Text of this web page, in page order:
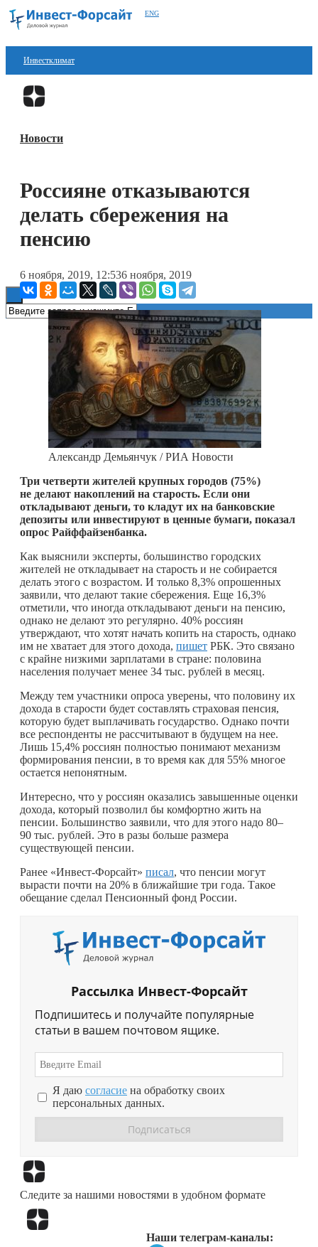
ENG
Инвестклимат
Финансы
Блокчейн
Новости
Россияне отказываются
делать сбережения на
пенсию
6 ноября, 2019, 12:536 ноября, 2019
Александр Демьянчук / РИА Новости
Три четверти жителей крупных городов (75%)
не делают накоплений на старость. Если они
откладывают деньги, то кладут их на банковские
депозиты или инвестируют в ценные бумаги, показал
опрос Райффайзенбанка.
Как выяснили эксперты, большинство городских
жителей не откладывает на старость и не собирается
делать этого с возрастом. И только 8,3% опрошенных
заявили, что делают такие сбережения. Еще 16,3%
отметили, что иногда откладывают деньги на пенсию,
однако не делают это регулярно. 40% россиян
утверждают, что хотят начать копить на старость, однако
им не хватает для этого дохода, пишет РБК. Это связано
с крайне низкими зарплатами в стране: половина
населения получает менее 34 тыс. рублей в месяц.
Между тем участники опроса уверены, что половину их
дохода в старости будет составлять страховая пенсия,
которую будет выплачивать государство. Однако почти
все респонденты не рассчитывают в будущем на нее.
Лишь 15,4% россиян полностью понимают механизм
формирования пенсии, в то время как для 55% многое
остается непонятным.
Интересно, что у россиян оказались завышенные оценки
дохода, который позволил бы комфортно жить на
пенсии. Большинство заявили, что для этого надо 80–
90 тыс. рублей. Это в разы больше размера
существующей пенсии.
Ранее «Инвест-Форсайт» писал, что пенсии могут
вырасти почти на 20% в ближайшие три года. Такое
обещание сделал Пенсионный фонд России.
Рассылка Инвест-Форсайт
Подпишитесь и получайте популярные
статьи в вашем почтовом ящике.
Я даю согласие на обработку своих
персональных данных.
Следите за нашими новостями в удобном формате
Наши телеграм-каналы: